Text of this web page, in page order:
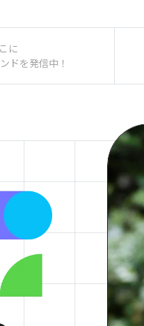
に
ドを発信中！